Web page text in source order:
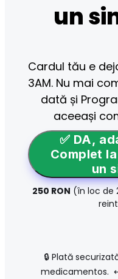
un
Cardul tău e
3AM. Nu mai
dată și
aceeași
✅ DA,
Complet
un
250 RON (în loc de
🔒 Plată
medicamentos.